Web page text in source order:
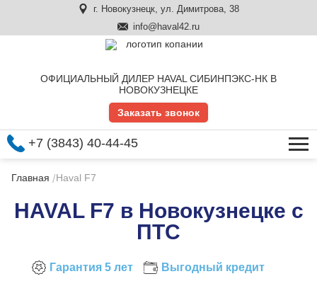
г. Новокузнецк, ул. Димитрова, 38
info@haval42.ru
ОФИЦИАЛЬНЫЙ ДИЛЕР HAVAL СИБИНПЭКС-НК В
НОВОКУЗНЕЦКЕ
Заказать звонок
+7 (3843) 40-44-45
Главная Haval F7
HAVAL F7 в Новокузнецке с
ПТС
Гарантия 5 лет Выгодный кредит